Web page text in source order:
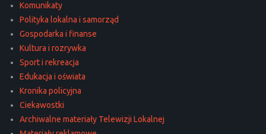
Komunikaty
Polityka lokalna i samorząd
Gospodarka i finanse
Kultura i rozrywka
Sport i rekreacja
Edukacja i oświata
Kronika policyjna
Ciekawostki
Archiwalne materiały Telewizji Lokalnej